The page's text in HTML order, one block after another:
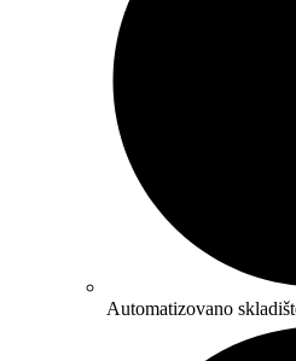
Automatizovano